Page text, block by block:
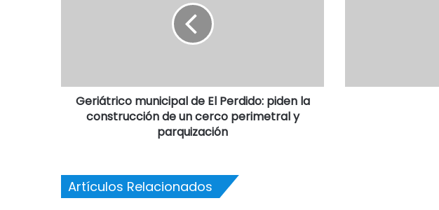
Geriátrico municipal de El Perdido: piden la
construcción de un cerco perimetral y
parquización
Artículos Relacionados